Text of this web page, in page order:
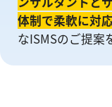
体制で柔軟に対
なISMSのご提案